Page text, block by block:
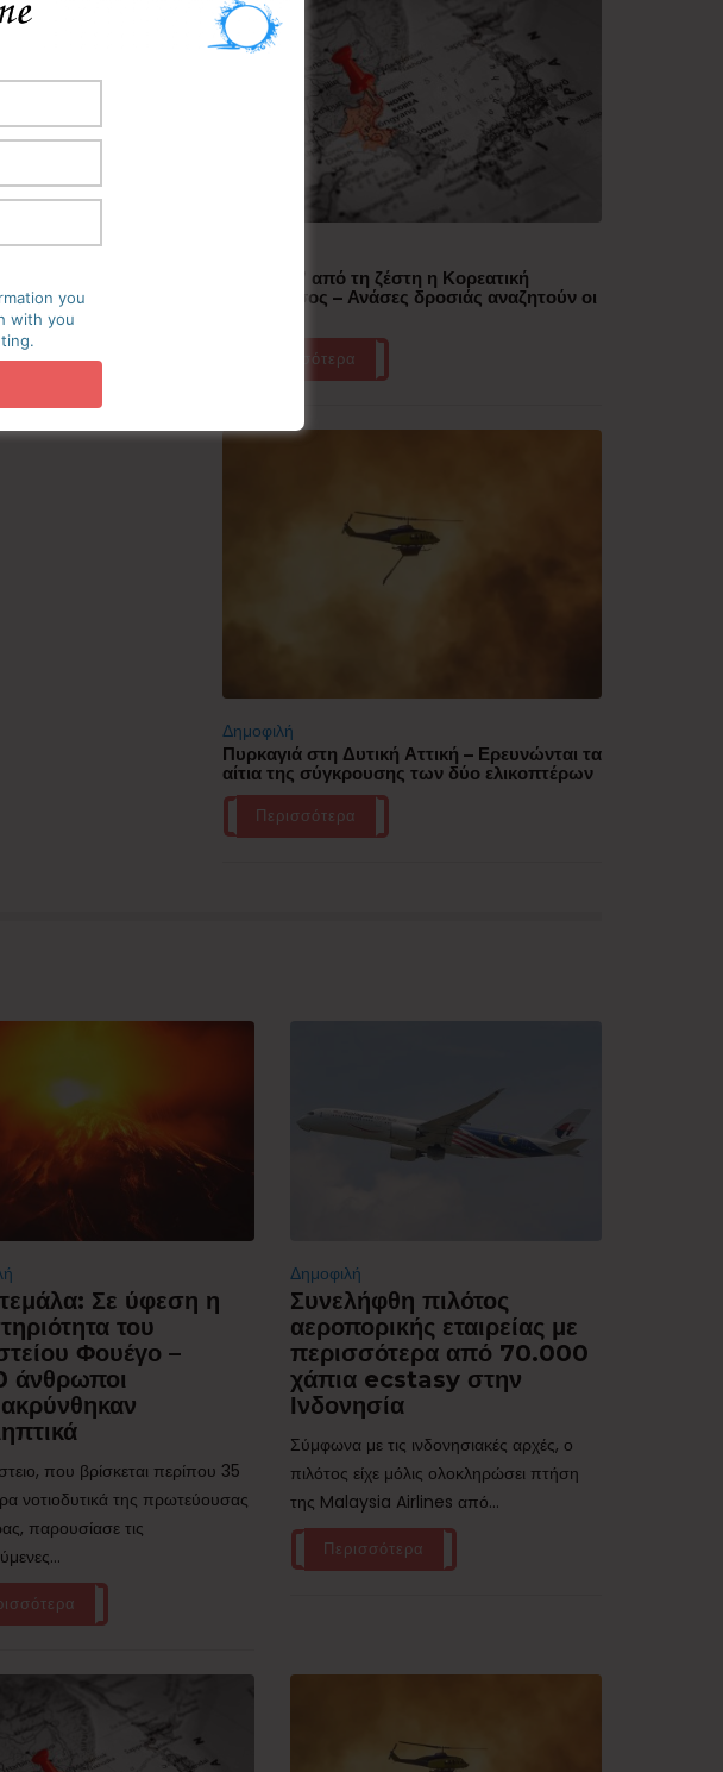
“Έλιωσε” από τη ζέστη η Κορεατική
Χερσόνησος – Ανάσες δροσιάς αναζητούν οι
Περισσότερα
Δημοφιλή
Πυρκαγιά στη Δυτική Αττική – Ερευνώνται τα
αίτια της σύγκρουσης των δύο ελικοπτέρων
Περισσότερα
Σε ύφεση η
του
Φουέγο –
άνθρωποι
που βρίσκεται περίπου 35
νοτιοδυτικά της πρωτεύουσας
παρουσίασε τις
Δημοφιλή
Συνελήφθη πιλότος
αεροπορικής εταιρείας με
περισσότερα από 70.000
χάπια ecstasy στην
Ινδονησία
Σύμφωνα με τις ινδονησιακές αρχές, ο
πιλότος είχε μόλις ολοκληρώσει πτήση
της Malaysia Airlines από...
Περισσότερα
you
with you